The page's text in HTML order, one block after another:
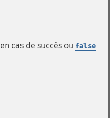
en cas de succès ou false